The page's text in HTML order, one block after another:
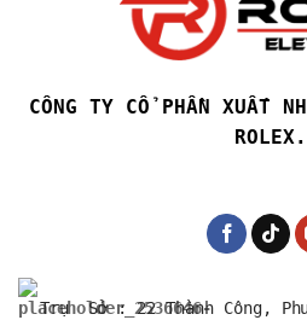
CÔNG TY CỔ PHẦN XUẤT
ROLEX.
Trụ Sở : 22 Thành Công,